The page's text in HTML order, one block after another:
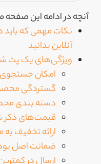
آنچه در ادامه این صفحه
نکات مهمی که
آنلاین بدانید
ویژگی‌های یک پت
امکان
گستردگی
دسته بندی
قیمت‌های ذکر
ارائه تخفیف به
ضمانت اصل